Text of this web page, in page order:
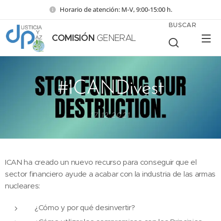
Horario de atención: M-V, 9:00-15:00 h.
COMISIÓN GENERAL
BUSCAR
#ICANDivest
17.12.2021
ICAN ha creado un nuevo recurso para conseguir que el
sector financiero ayude a acabar con la industria de las armas
nucleares:
¿Cómo y por qué desinvertir?